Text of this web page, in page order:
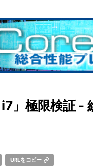
」極限検証 -
URLをコピー